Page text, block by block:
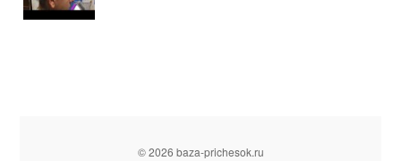
© 2026 baza-prichesok.ru